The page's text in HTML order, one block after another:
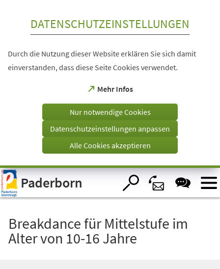
Visuelle
Assistenzsoftware
öffnen.
DATENSCHUTZEINSTELLUNGEN
Durch die Nutzung dieser Website erklären Sie sich damit
einverstanden, dass diese Seite Cookies verwendet.
Mehr Infos
(Öffnet
einem
Tab)
Nur notwendige Cookies
Datenschutzeinstellungen anpassen
Alle Cookies akzeptieren
Paderborn
Breakdance für Mittelstufe im
Alter von 10-16 Jahre